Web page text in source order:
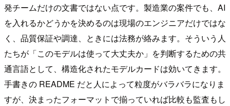
発チームだけの文書ではない点です。製造業の案件でも、AI
を入れるかどうかを決めるのは現場のエンジニアだけではな
く、品質保証や調達、ときには法務が絡みます。そういう人
たちが「このモデルは使って大丈夫か」を判断するための共
通言語として、構造化されたモデルカードは効いてきます。
手書きの README だと人によって粒度がバラバラになりま
すが、決まったフォーマットで揃っていれば比較も監査もし